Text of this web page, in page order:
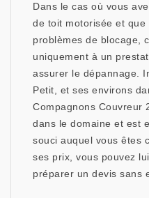
Dans le cas où vous
de toit motorisée et que
problèmes de blocage,
uniquement à un
assurer le dépannage.
Petit, et ses environs
Compagnons Couvreur
dans le domaine et est
souci auquel vous êtes
ses prix, vous pouvez
préparer un devis sans